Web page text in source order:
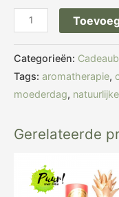
Categorieën:
Tags: aromatherapie,
moederdag, natuurlijke
Gerelateerde